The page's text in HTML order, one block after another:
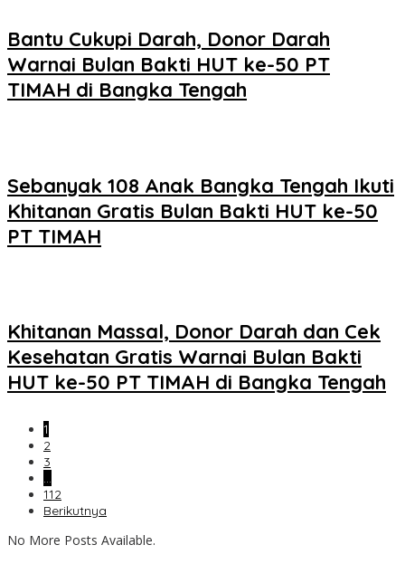
Bantu Cukupi Darah, Donor Darah
Warnai Bulan Bakti HUT ke-50 PT
TIMAH di Bangka Tengah
Sebanyak 108 Anak Bangka Tengah Ikuti
Khitanan Gratis Bulan Bakti HUT ke-50
PT TIMAH
Khitanan Massal, Donor Darah dan Cek
Kesehatan Gratis Warnai Bulan Bakti
HUT ke-50 PT TIMAH di Bangka Tengah
1
2
3
…
112
Berikutnya
No More Posts Available.